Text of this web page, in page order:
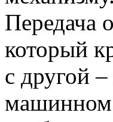
Передача
который
с другой
машинном